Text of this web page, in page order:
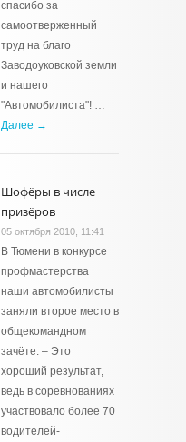
спасибо за
самоотверженный
труд на благо
Заводоуковской земли
и нашего
"Автомобилиста"! …
Далее →
Шофёры в числе
призёров
05 октября 2010, 11:41
В Тюмени в конкурсе
профмастерства
наши автомобилисты
заняли второе место в
общекомандном
зачёте. – Это
хороший результат,
ведь в соревнованиях
участвовало более 70
водителей-